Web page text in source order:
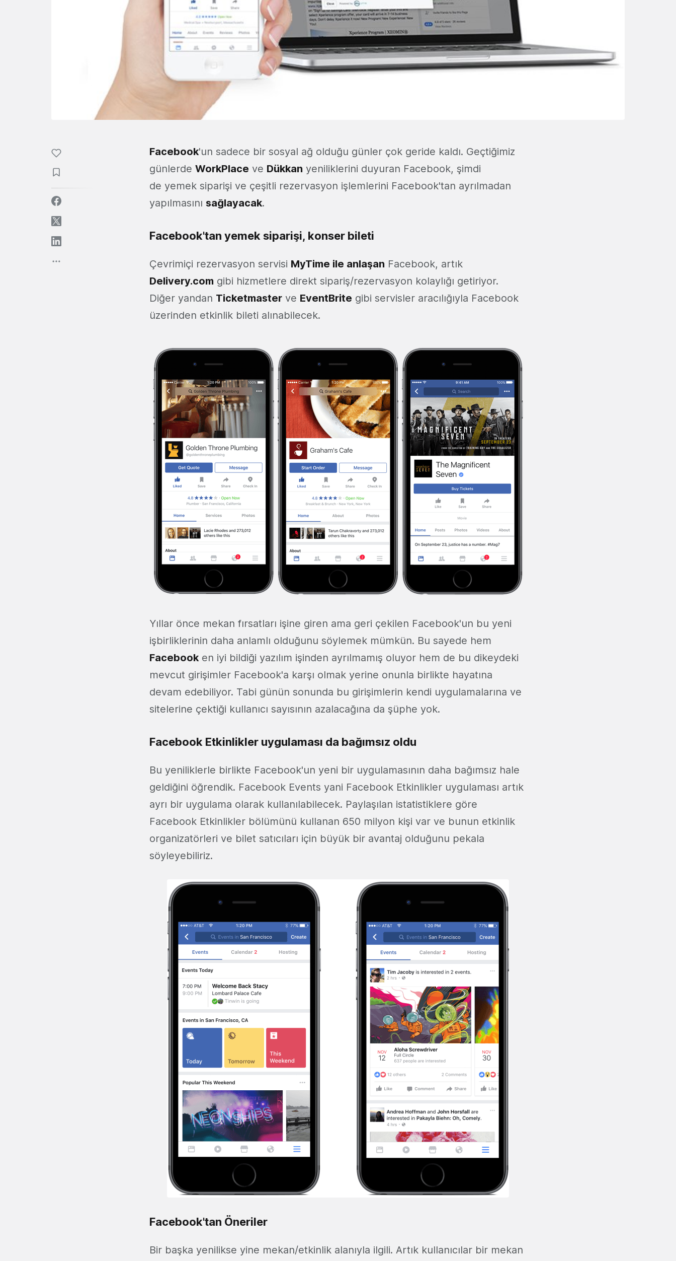
Facebook'un sadece bir sosyal ağ olduğu günler çok geride kaldı. Geçtiğimiz
günlerde WorkPlace ve Dükkan yeniliklerini duyuran Facebook, şimdi
de yemek siparişi ve çeşitli rezervasyon işlemlerini Facebook'tan ayrılmadan
yapılmasını sağlayacak.
Facebook'tan yemek siparişi, konser bileti
Çevrimiçi rezervasyon servisi MyTime ile anlaşan Facebook, artık
Delivery.com gibi hizmetlere direkt sipariş/rezervasyon kolaylığı getiriyor.
Diğer yandan Ticketmaster ve EventBrite gibi servisler aracılığıyla Facebook
üzerinden etkinlik bileti alınabilecek.
Yıllar önce mekan fırsatları işine giren ama geri çekilen Facebook'un bu yeni
işbirliklerinin daha anlamlı olduğunu söylemek mümkün. Bu sayede hem
Facebooken iyi bildiği yazılım işinden ayrılmamış oluyor hem de bu dikeydeki
mevcut girişimler Facebook'a karşı olmak yerine onunla birlikte hayatına
devam edebiliyor. Tabi günün sonunda bu girişimlerin kendi uygulamalarına ve
sitelerine çektiği kullanıcı sayısının azalacağına da şüphe yok.
Facebook Etkinlikler uygulaması da bağımsız oldu
Bu yeniliklerle birlikte Facebook'un yeni bir uygulamasının daha bağımsız hale
geldiğini öğrendik. Facebook Events yani Facebook Etkinlikler uygulaması artık
ayrı bir uygulama olarak kullanılabilecek. Paylaşılan istatistiklere göre
Facebook Etkinlikler bölümünü kullanan 650 milyon kişi var ve bunun etkinlik
organizatörleri ve bilet satıcıları için büyük bir avantaj olduğunu pekala
söyleyebiliriz.
Facebook'tan Öneriler
Bir başka yenilikse yine mekan/etkinlik alanıyla ilgili. Artık kullanıcılar bir mekan